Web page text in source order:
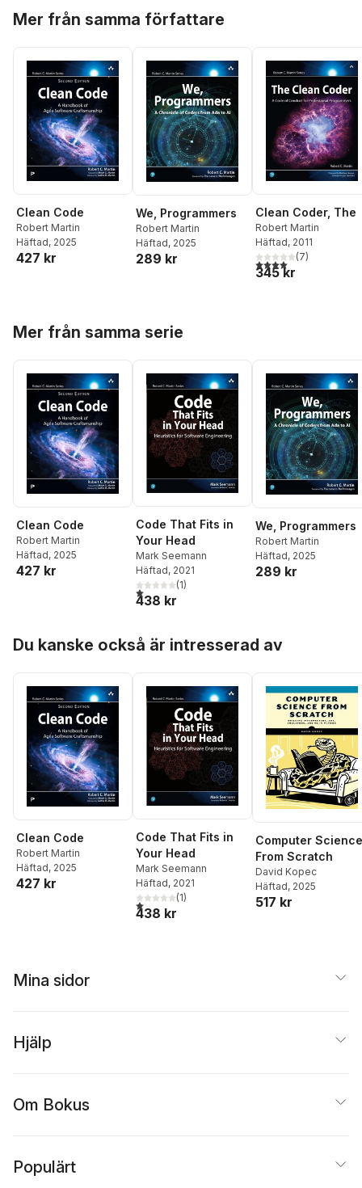
Mer från samma författare
Clean Code
Robert Martin
Häftad, 2025
427 kr
We, Programmers
Robert Martin
Häftad, 2025
289 kr
Clean Coder, The
Robert Martin
Häftad, 2011
4,0utav 5 stjärnor.
(7)
345 kr
Mer från samma serie
Clean Code
Robert Martin
Häftad, 2025
427 kr
Code That Fits in
Your Head
Mark Seemann
Häftad, 2021
1,0utav 5 stjärnor. Totalt antal röster:
(1)
438 kr
We, Programmers
Robert Martin
Häftad, 2025
289 kr
Du kanske också är intresserad av
Clean Code
Robert Martin
Häftad, 2025
427 kr
Code That Fits in
Your Head
Mark Seemann
Häftad, 2021
1,0utav 5 stjärnor. Totalt antal röster:
(1)
438 kr
Computer Science
From Scratch
David Kopec
Häftad, 2025
517 kr
Mina sidor
Hjälp
Om Bokus
Populärt